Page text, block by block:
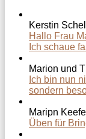
Kerstin
Hallo Frau
Ich schaue
Marion und
Ich bin nun
sondern
Maripn
Üben für